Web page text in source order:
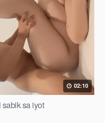
02:10
sa iyot